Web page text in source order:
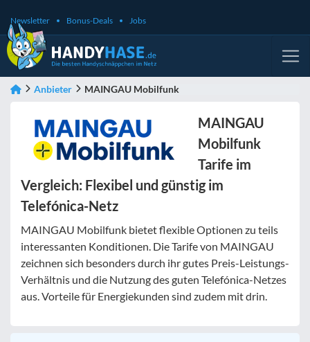
Newsletter Bonus-Deals Jobs
Anbieter MAINGAU Mobilfunk
MAINGAU
Mobilfunk
Tarife im
Vergleich: Flexibel und günstig im
Telefónica-Netz
MAINGAU Mobilfunk bietet flexible Optionen zu teils
interessanten Konditionen. Die Tarife von MAINGAU
zeichnen sich besonders durch ihr gutes Preis-Leistungs-
Verhältnis und die Nutzung des guten Telefónica-Netzes
aus. Vorteile für Energiekunden sind zudem mit drin.